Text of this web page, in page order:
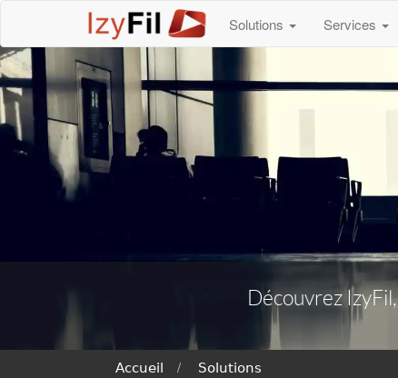
Solutions Services
Découvrez
Accueil Solutions